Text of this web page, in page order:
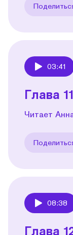
03:41
Глава
Читает
08:38
Глава